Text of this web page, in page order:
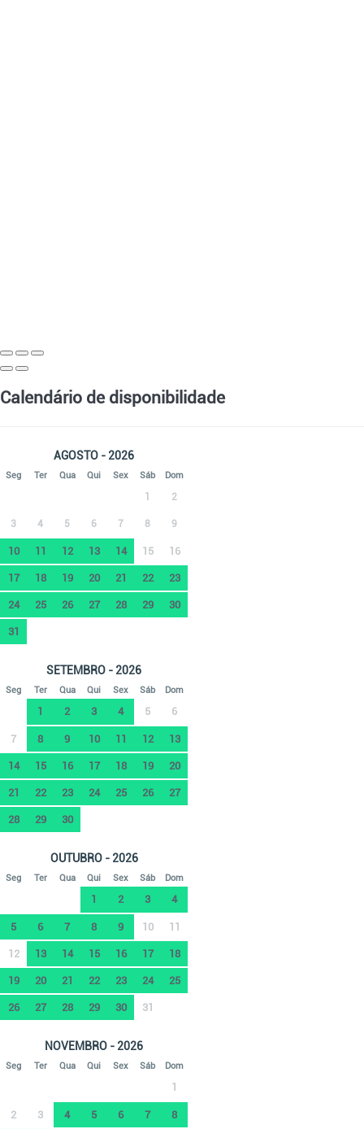
Calendário de disponibilidade
AGOSTO - 2026
Seg Ter Qua Qui Sex Sáb Dom
1 2
3 4 5 6 7 8 9
10 11 12 13 14 15 16
17 18 19 20 21 22 23
24 25 26 27 28 29 30
31
SETEMBRO - 2026
Seg Ter Qua Qui Sex Sáb Dom
1 2 3 4 5 6
7 8 9 10 11 12 13
14 15 16 17 18 19 20
21 22 23 24 25 26 27
28 29 30
OUTUBRO - 2026
Seg Ter Qua Qui Sex Sáb Dom
1 2 3 4
5 6 7 8 9 10 11
12 13 14 15 16 17 18
19 20 21 22 23 24 25
26 27 28 29 30 31
NOVEMBRO - 2026
Seg Ter Qua Qui Sex Sáb Dom
1
2 3 4 5 6 7 8